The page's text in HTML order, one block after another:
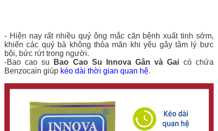
- Hiện nay rất nhiều quý ông mắc căn bệnh xuất tinh sớm,
khiến các quý bà không thỏa mãn khi yêu gây tâm lý bực
bội, bức rứt trong người.
-Bao cao su
Bao Cao Su Innova Gân và Gai có chứa
Benzocain giúp kéo dài thời gian quan hệ.